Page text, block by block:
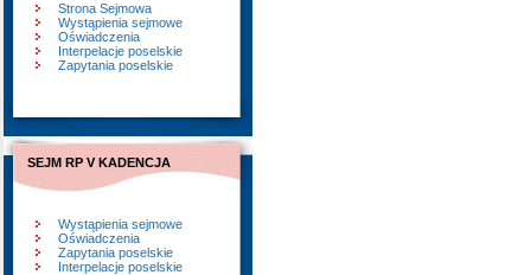
Strona Sejmowa
Wystąpienia sejmowe
Oświadczenia
Interpelacje poselskie
Zapytania poselskie
SEJM RP V KADENCJA
Wystąpienia sejmowe
Oświadczenia
Zapytania poselskie
Interpelacje poselskie